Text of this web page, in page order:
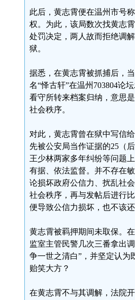
此后，黄志霄便在温州市号
权。为此，该局数次找黄志
处罚决定，两人故而拒绝调
狱。
据悉，在黄志霄被抓捕后，
名“怿古轩”在温州703804论
看守所转来档案归纳，意思
社会秩序。
对此，黄志霄曾在狱中写信
先被公安局当作证据的25（
王少林两家多年纠纷等问题
有据、依法监督。并不存在
论损坏政府公信力、扰乱社
社会秩序，再与发帖后进行
便导致公信力损坏，也不该
黄志霄被羁押期间未取保。
监室主管民警几次三番拿出
争一世之清白”，并坚定认为
贻笑大方？
在黄志霄不与其调解，法院